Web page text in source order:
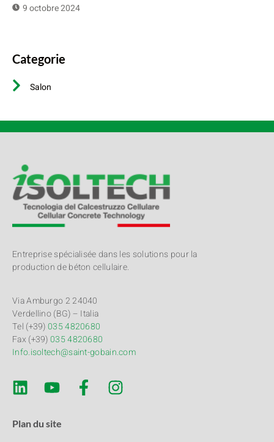
9 octobre 2024
Categorie
Salon
Entreprise spécialisée dans les solutions pour la
production de béton cellulaire.
Via Amburgo 2 24040
Verdellino (BG) – Italia
Tel (+39)035 4820680
Fax (+39)035 4820680
Info.isoltech@saint-gobain.com
Plan du site